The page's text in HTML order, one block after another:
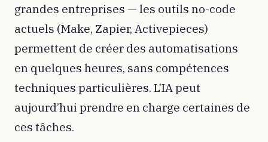
grandes entreprises — les outils no-code
actuels (Make, Zapier, Activepieces)
permettent de créer des automatisations
en quelques heures, sans compétences
techniques particulières. L’IA peut
aujourd’hui prendre en charge certaines de
ces tâches.